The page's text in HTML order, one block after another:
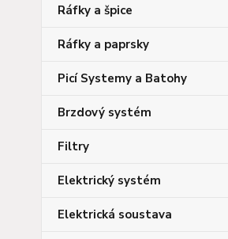
Ráfky a špice
Ráfky a paprsky
Picí Systemy a Batohy
Brzdový systém
Filtry
Elektrický systém
Elektrická soustava